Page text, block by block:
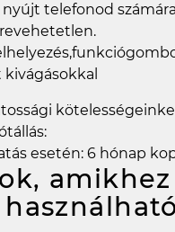
telefonod
esetén: 6 hónap
amikhez